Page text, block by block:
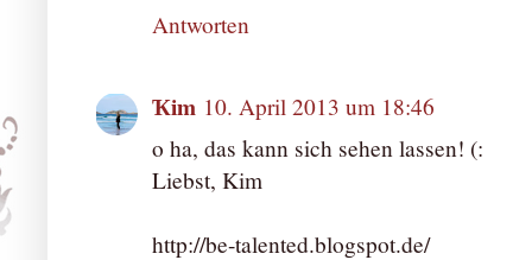
Antworten
Ҡim 10. April 2013 um 18:46
o ha, das kann sich sehen lassen! (:
Liebst, Kim
http://be-talented.blogspot.de/